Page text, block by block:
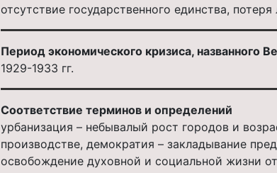
отсутствие государственного единства,
Период экономического кризиса, названного
1929-1933 гг.
Соответствие терминов и определений
урбанизация – небывалый рост городов и
производстве, демократия – закладывание
освобождение духовной и социальной жизни